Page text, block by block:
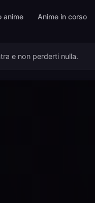
anime Anime in corso
e non perderti nulla.